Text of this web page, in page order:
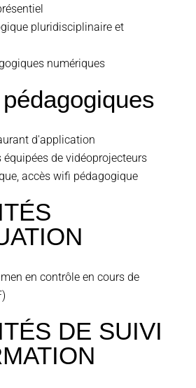
pluridisciplinaire et
numériques
d'application
équipées de vidéoprojecteurs
accès wifi pédagogique
en contrôle en cours de
DE SUIVI